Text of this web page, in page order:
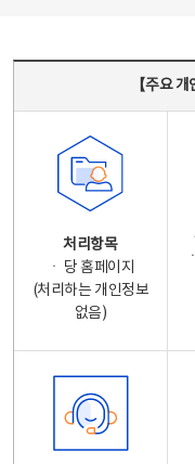
【주요
처리항목
ㆍ 당 홈페이지
(처리하는 개인정보
없음)